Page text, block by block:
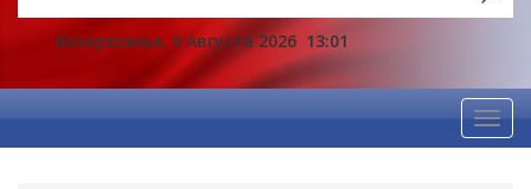
Воскресенье, 9 Августа 2026 13:01